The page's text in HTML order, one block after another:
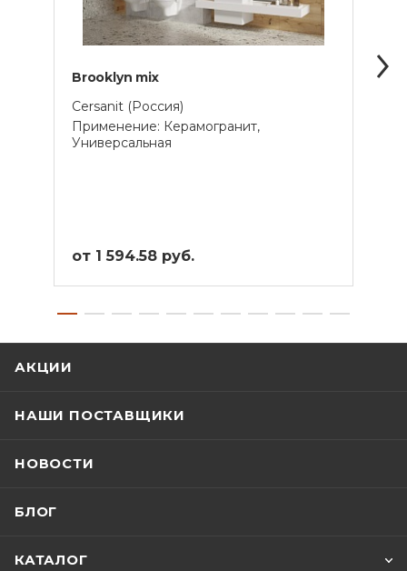
Brooklyn mix
Cersanit (Россия)
Применение: Керамогранит,
Универсальная
от 1 594.58 руб.
АКЦИИ
НАШИ ПОСТАВЩИКИ
НОВОСТИ
БЛОГ
КАТАЛОГ